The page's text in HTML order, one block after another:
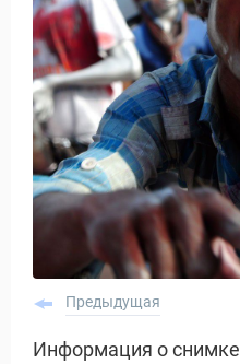
Предыдущая
Информация о снимке